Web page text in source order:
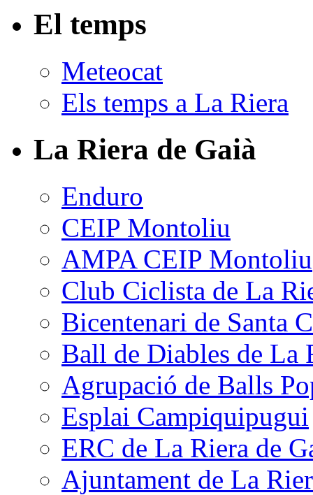
El temps
Meteocat
Els temps a La Riera
La Riera de Gaià
Enduro
CEIP Montoliu
AMPA CEIP Montoliu
Club Ciclista de La
Bicentenari de Santa
Ball de Diables de La
Agrupació de Balls
Esplai Campiquipugui
ERC de La Riera de
Ajuntament de La